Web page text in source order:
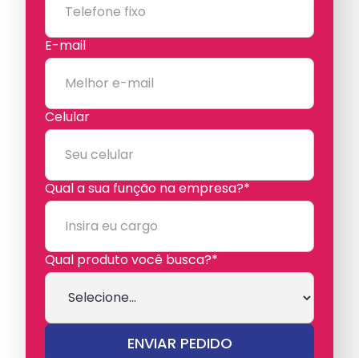
E-mail
Celular
Qual a sua função na empresa?*
Qual produto você busca?*